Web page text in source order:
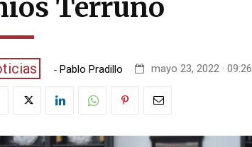
Terruño
- Pablo Pradillo mayo 23, 2022 · 09:26